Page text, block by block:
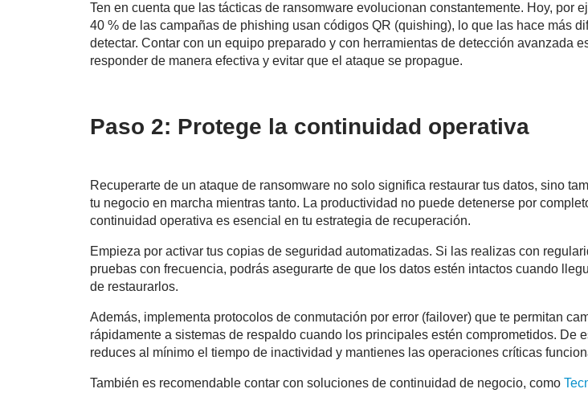
Ten en cuenta que las tácticas de ransomware evolucionan constantemente. Hoy, por
40 % de las campañas de phishing usan códigos QR (quishing), lo que las hace más
detectar. Contar con un equipo preparado y con herramientas de detección avanzada
responder de manera efectiva y evitar que el ataque se propague.
Paso 2: Protege la continuidad operativa
Recuperarte de un ataque de ransomware no solo significa restaurar tus datos, sino
tu negocio en marcha mientras tanto. La productividad no puede detenerse por
continuidad operativa es esencial en tu estrategia de recuperación.
Empieza por activar tus copias de seguridad automatizadas. Si las realizas con
pruebas con frecuencia, podrás asegurarte de que los datos estén intactos cuando
de restaurarlos.
Además, implementa protocolos de conmutación por error (failover) que te permitan
rápidamente a sistemas de respaldo cuando los principales estén comprometidos. De
reduces al mínimo el tiempo de inactividad y mantienes las operaciones críticas
También es recomendable contar con soluciones de continuidad de negocio, como